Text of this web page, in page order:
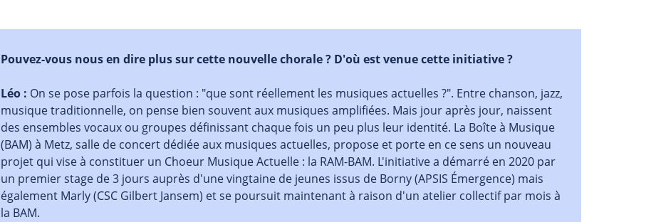
Pouvez-vous nous en dire plus sur cette nouvelle chorale ? D'où est venue cette initiative ?
Léo : On se pose parfois la question : "que sont réellement les musiques actuelles ?". Entre chanson, jazz,
musique traditionnelle, on pense bien souvent aux musiques amplifiées. Mais jour après jour, naissent
des ensembles vocaux ou groupes définissant chaque fois un peu plus leur identité. La Boîte à Musique
(BAM) à Metz, salle de concert dédiée aux musiques actuelles, propose et porte en ce sens un nouveau
projet qui vise à constituer un Choeur Musique Actuelle : la RAM-BAM. L'initiative a démarré en 2020 par
un premier stage de 3 jours auprès d'une vingtaine de jeunes issus de Borny (APSIS Émergence) mais
également Marly (CSC Gilbert Jansem) et se poursuit maintenant à raison d'un atelier collectif par mois à
la BAM.